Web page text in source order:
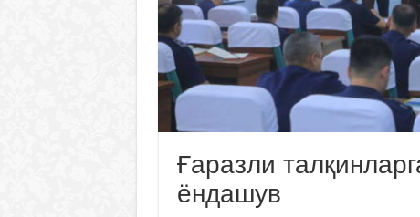
Ғаразли
ёндашув